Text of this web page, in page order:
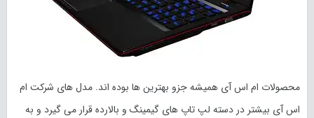
محصولات ام اس آی همیشه جزو بهترین ها بوده اند. مدل های شرکت ام
اس آی بیشتر در دسته لپ تاپ های گیمینگ و بالارده قرار می گیرد و به